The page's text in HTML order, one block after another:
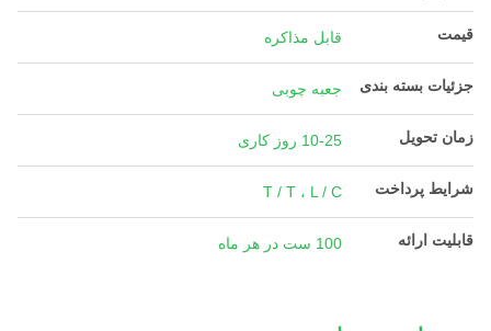
قیمت قابل مذاکره
جزئیات بسته بندی جعبه چوبی
زمان تحویل 10-25 روز کاری
شرایط پرداخت T / T ، L / C
قابلیت ارائه 100 ست در هر ماه